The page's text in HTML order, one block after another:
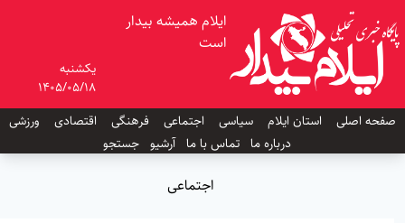
ایلام همیشه بیدار
است
یکشنبه
1405/05/18
اصلی
استان ایلام سیاسی اجتماعی فرهنگی اقتصادی
ورزشی
درباره ما
تماس با ما آرشیو جستجو
اجتماعی